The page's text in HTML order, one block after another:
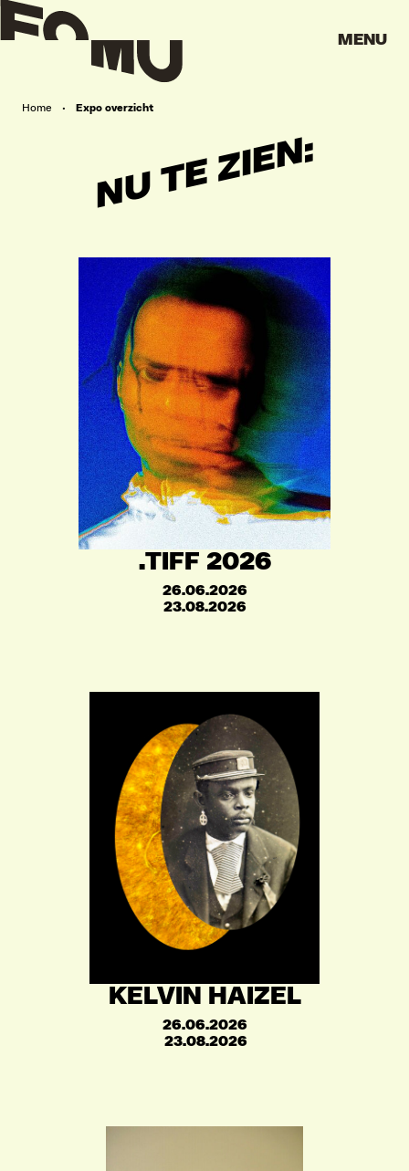
MENU
Home • Expo overzicht
NU TE ZIEN:
.TIFF 2026
26.06.2026
23.08.2026
KELVIN HAIZEL
26.06.2026
23.08.2026